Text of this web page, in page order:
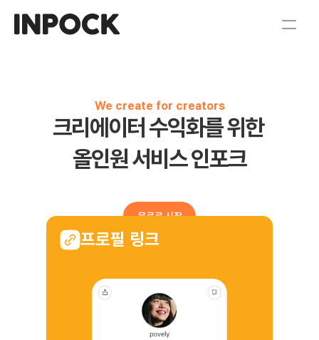
We create for creators
크리에이터 수익화를 위한
올인원 서비스 인포크
무료로 시작
프로필 링크